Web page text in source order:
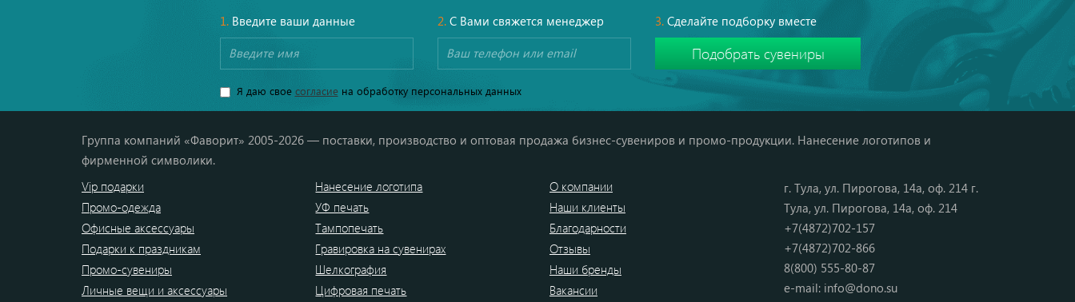
1.Введите ваши данные 2.С Вами свяжется менеджер 3. Сделайте подборку вместе
Я даю свое согласиена обработку персональных данных
Группа компаний «Фаворит» 2005-2026 — поставки, производство и оптовая продажа бизнес-сувениров и промо-продукции. Нанесение логотипов и
фирменной символики.
Vip подарки
Промо-одежда
Офисные аксессуары
Подарки к праздникам
Промо-сувениры
Личные вещи и аксессуары
Нанесение логотипа
УФ печать
Тампопечать
Гравировка на сувенирах
Шелкография
Цифровая печать
О компании
Наши клиенты
Благодарности
Отзывы
Наши бренды
Вакансии
г. Тула, ул. Пирогова, 14а, оф. 214 г.
Тула, ул. Пирогова, 14а, оф. 214
+7(4872)702-157
+7(4872)702-866
8(800) 555-80-87
e-mail: info@dono.su